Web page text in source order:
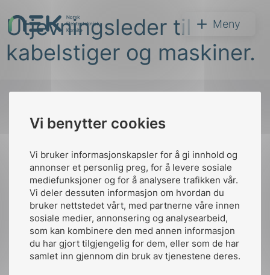
Vi benytter cookies
Vi bruker informasjonskapsler for å gi innhold og
annonser et personlig preg, for å levere sosiale
mediefunksjoner og for å analysere trafikken vår.
Vi deler dessuten informasjon om hvordan du
bruker nettstedet vårt, med partnerne våre innen
sosiale medier, annonsering og analysearbeid,
som kan kombinere den med annen informasjon
du har gjort tilgjengelig for dem, eller som de har
samlet inn gjennom din bruk av tjenestene deres.
til
innhold
NEK Meny
Søk
Utjevningsleder til
kabelstiger og maskiner.
Kontakt oss
Ansatte
nek@nek.no
Kontakt
Bruk av Cookies
toppen